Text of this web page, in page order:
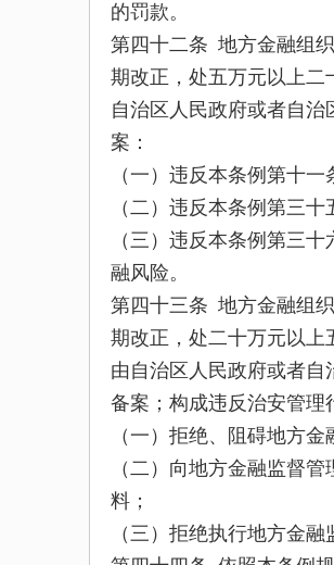
的罚款。
第四十二条 地方金融组
期改正，处五万元以上二
自治区人民政府或者自
案：
（一）违反本条例第十
（二）违反本条例第三
（三）违反本条例第三
融风险。
第四十三条 地方金融组
期改正，处二十万元以上
由自治区人民政府或者
备案；构成违反治安管理
（一）拒绝、阻碍地方
（二）向地方金融监督
料；
（三）拒绝执行地方金